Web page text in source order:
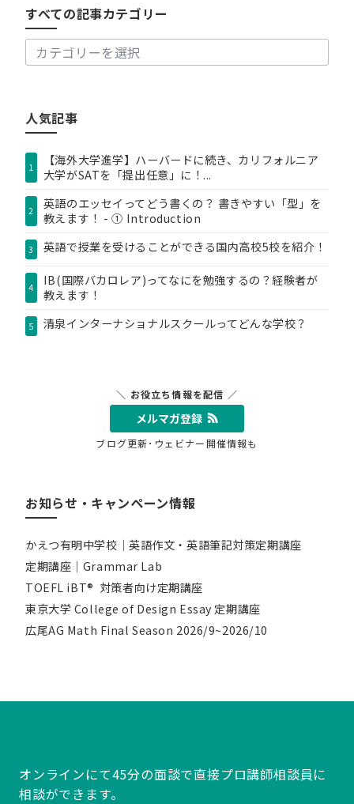
すべての記事カテゴリー
記
事
ー
人気記事
1
【海外大学進学】ハーバードに続き、カリフォルニア
大学がSATを「提出任意」に！...
2
英語のエッセイってどう書くの？ 書きやすい「型」を
教えます！ - ① Introduction
3 英語で授業を受けることができる国内高校5校を紹介！
4
IB(国際バカロレア)ってなにを勉強するの？経験者が
教えます！
5 清泉インターナショナルスクールってどんな学校？
＼ お役立ち情報を配信 ／
メルマガ登録
ブログ更新･ウェビナー開催情報も
お知らせ・キャンペーン情報
かえつ有明中学校｜英語作文・英語筆記対策定期講座
定期講座｜Grammar Lab
TOEFL iBT® 対策者向け定期講座
東京大学 College of Design Essay 定期講座
広尾AG Math Final Season 2026/9~2026/10
オンラインにて45分の面談で直接プロ講師相談員に
相談ができます。